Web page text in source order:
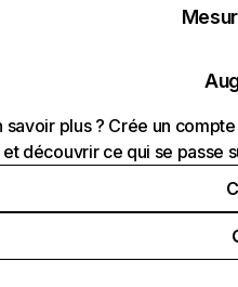
savoir plus ? Crée un
découvrir ce qui se passe